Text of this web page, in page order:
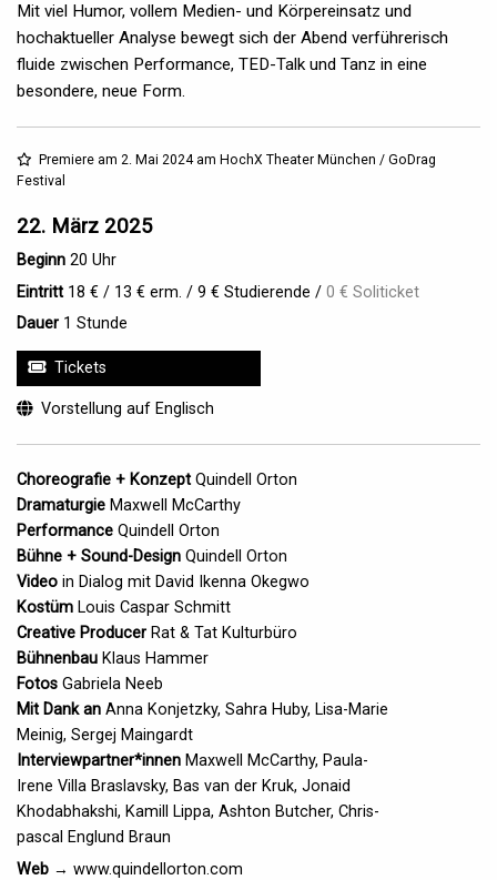
Mit viel Humor, vollem Medien- und Körpereinsatz und
hochaktueller Analyse bewegt sich der Abend verführerisch
fluide zwischen Performance, TED-Talk und Tanz in eine
besondere, neue Form.
Premiere am 2. Mai 2024 am HochX Theater München / GoDrag
Festival
22. März 2025
Beginn 20 Uhr
Eintritt 18 € / 13 € erm. / 9 € Studierende / 0 € Soliticket
Dauer 1 Stunde
Tickets
Sprachen im Stück
Vorstellung auf Englisch
Choreografie + Konzept Quindell Orton
Dramaturgie Maxwell McCarthy
Performance Quindell Orton
Bühne + Sound-Design Quindell Orton
Video in Dialog mit David Ikenna Okegwo
Kostüm Louis Caspar Schmitt
Creative Producer Rat & Tat Kulturbüro
Bühnenbau Klaus Hammer
Fotos Gabriela Neeb
Mit Dank an Anna Konjetzky, Sahra Huby, Lisa-Marie
Meinig, Sergej Maingardt
Interviewpartner*innen Maxwell McCarthy, Paula-
Irene Villa Braslavsky, Bas van der Kruk, Jonaid
Khodabhakshi, Kamill Lippa, Ashton Butcher, Chris-
pascal Englund Braun
Web → www.quindellorton.com